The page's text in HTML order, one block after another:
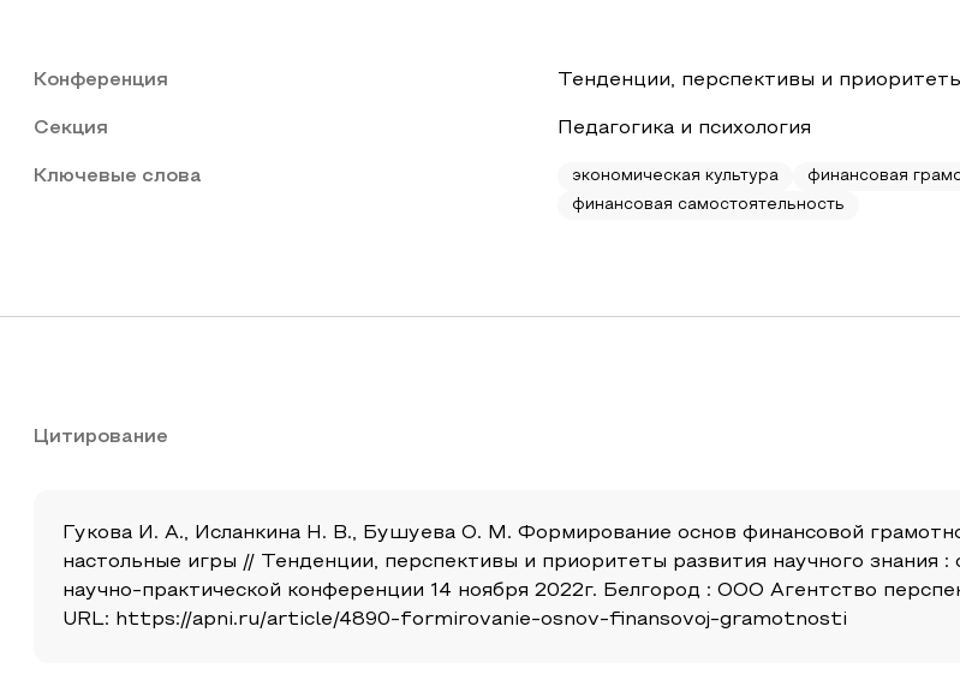
Конференция Тенденции, перспективы и
Секция Педагогика и психология
Ключевые слова экономическая культура финансовая
финансовая самостоятельность
Цитирование
Гукова И. А., Исланкина Н. В., Бушуева О. М. Формирование основ финансовой
настольные игры // Тенденции, перспективы и приоритеты развития научного
научно-практической конференции 14 ноября 2022г. Белгород : ООО Агентство
URL: https://apni.ru/article/4890-formirovanie-osnov-finansovoj-gramotnosti